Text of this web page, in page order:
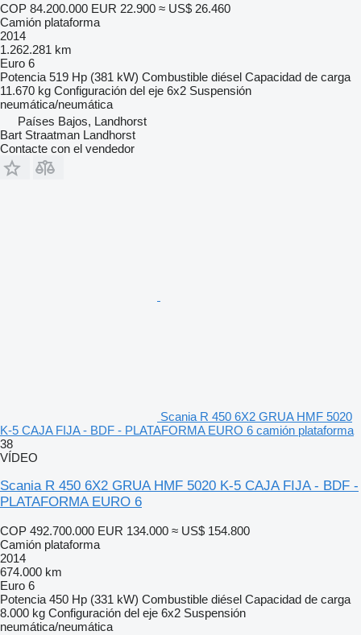
COP 84.200.000 EUR 22.900 ≈ US$ 26.460
Camión plataforma
2014
1.262.281 km
Euro 6
Potencia 519 Hp (381 kW) Combustible diésel Capacidad de carga
11.670 kg Configuración del eje 6x2 Suspensión
neumática/neumática
Países Bajos, Landhorst
Bart Straatman Landhorst
Contacte con el vendedor
Scania R 450 6X2 GRUA HMF 5020
K-5 CAJA FIJA - BDF - PLATAFORMA EURO 6 camión plataforma
38
VÍDEO
Scania R 450 6X2 GRUA HMF 5020 K-5 CAJA FIJA - BDF -
PLATAFORMA EURO 6
COP 492.700.000 EUR 134.000 ≈ US$ 154.800
Camión plataforma
2014
674.000 km
Euro 6
Potencia 450 Hp (331 kW) Combustible diésel Capacidad de carga
8.000 kg Configuración del eje 6x2 Suspensión
neumática/neumática